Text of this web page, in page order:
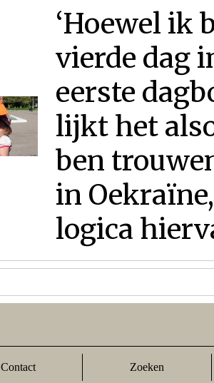
‘Hoewel ik
vierde dag
eerste
lijkt het
ben
in
logica
Contact Zoeken